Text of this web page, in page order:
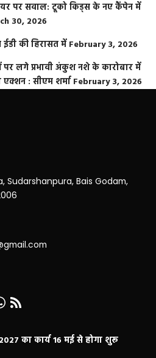
पर सवाल: टूको किड्स के नए कैंपेन में
30, 2026
की हिरासत में February 3, 2026
पर लगे प्रभावी अंकुश नशे के कारोबार में
एक्शन : सीएम शर्मा February 3, 2026
Sudarshanpura, Bais Godam,
का कार्य 16 मई से होगा शुरू